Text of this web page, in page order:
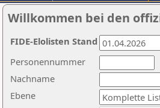
Willkommen bei den
Nachname
Ebene
Personennummer
FIDE-Elolisten Stand